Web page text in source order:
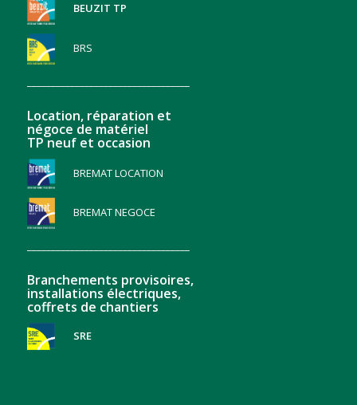
BEUZIT TP
BRS
Location, réparation et
négoce de matériel
TP neuf et occasion
BREMAT LOCATION
BREMAT NEGOCE
Branchements provisoires,
installations électriques,
coffrets de chantiers
SRE